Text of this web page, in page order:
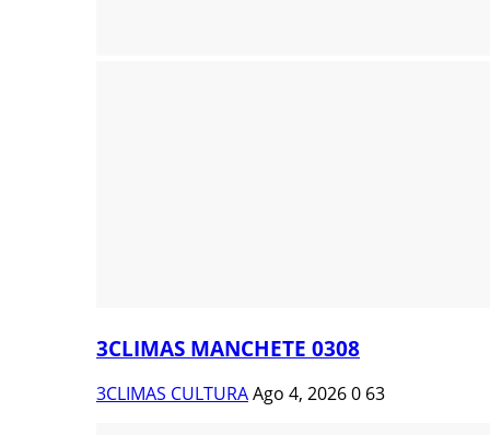
3CLIMAS MANCHETE 0308
3CLIMAS CULTURAAgo 4, 20260 63